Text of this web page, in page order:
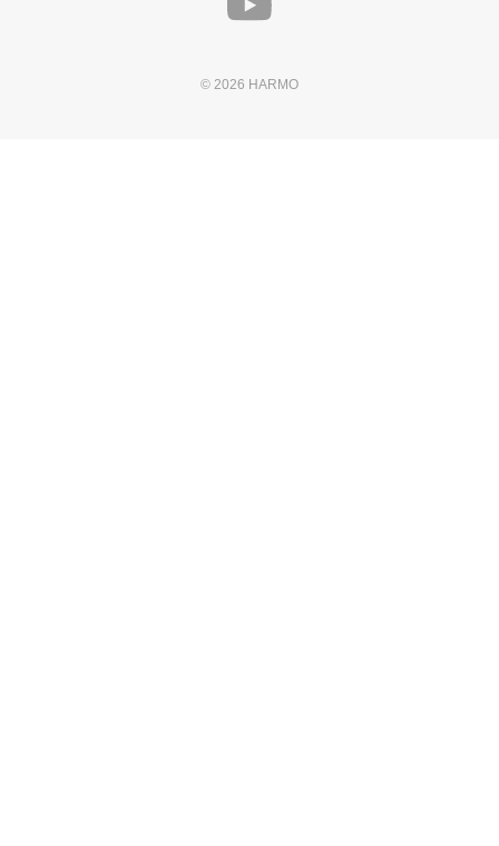
© 2026 HARMO